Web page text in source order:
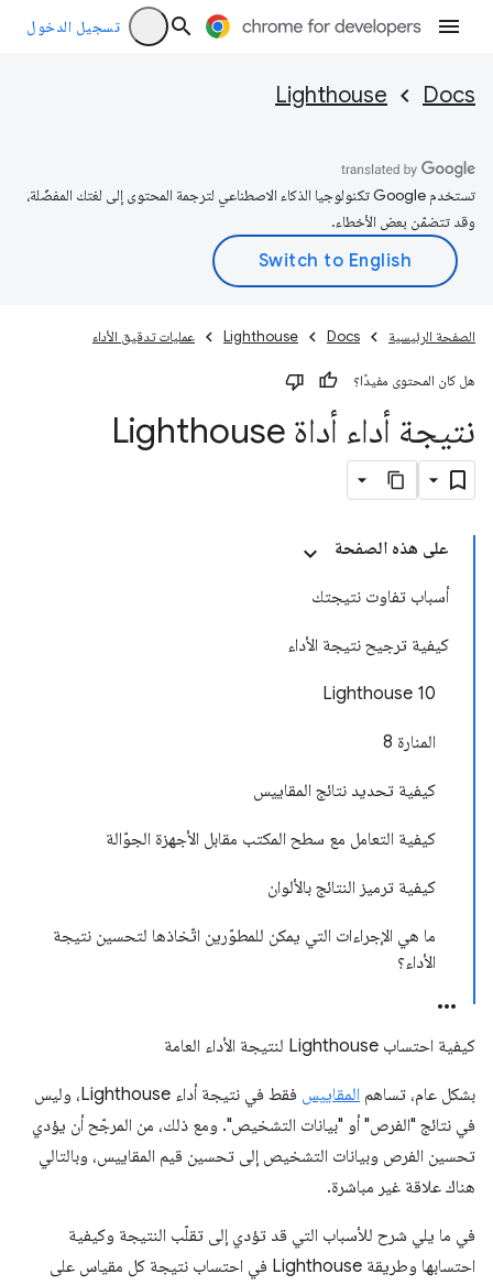
تسجيل الدخول
Docs
Lighthouse
تستخدم Google تكنولوجيا الذكاء الاصطناعي لترجمة المحتوى إلى لغتك المفضّلة،
وقد تتضمّن بعض الأخطاء.
الصفحة الرئيسية Docs
Lighthouse عمليات تدقيق الأداء
هل كان المحتوى مفيدًا؟
نتيجة أداء أداة Lighthouse
على هذه الصفحة
أسباب تفاوت نتيجتك
كيفية ترجيح نتيجة الأداء
Lighthouse 10
المنارة 8
كيفية تحديد نتائج المقاييس
كيفية التعامل مع سطح المكتب مقابل الأجهزة الجوّالة
كيفية ترميز النتائج بالألوان
ما هي الإجراءات التي يمكن للمطوّرين اتّخاذها لتحسين نتيجة
الأداء؟
كيفية احتساب Lighthouse لنتيجة الأداء العامة
بشكل عام، تساهم المقاييس
فقط في نتيجة أداء Lighthouse، وليس
في نتائج "الفرص" أو "بيانات التشخيص". ومع ذلك، من المرجّح أن يؤدي
تحسين الفرص وبيانات التشخيص إلى تحسين قيم المقاييس، وبالتالي
هناك علاقة غير مباشرة.
في ما يلي شرح للأسباب التي قد تؤدي إلى تقلّب النتيجة وكيفية
احتسابها وطريقة Lighthouse في احتساب نتيجة كل مقياس على